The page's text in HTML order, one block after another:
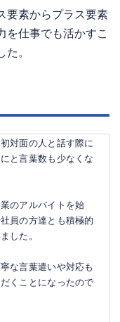
要素からプラス要素
を仕事でも活かすこ
た。
対面の人と話す際に
と言葉数も少なくな
のアルバイトを始
員の方達とも積極的
した。
な言葉遣いや対応も
くことになったので